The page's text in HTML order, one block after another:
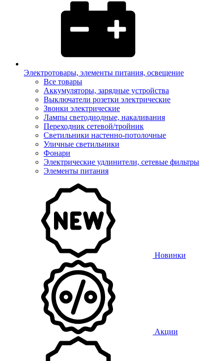
Электротовары, элементы питания, освещение
Все товары
Аккумуляторы, зарядные устройства
Выключатели розетки электрические
Звонки электрические
Лампы светодиодные, накаливания
Переходник сетевой/тройник
Светильники настенно-потолочные
Уличные светильники
Фонари
Электрические удлинители, сетевые фильтры
Элементы питания
Новинки
Акции